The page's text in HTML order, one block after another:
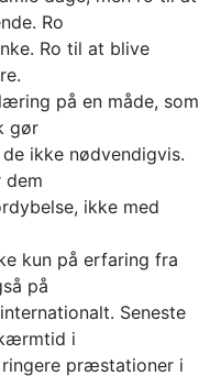
Ro
Ro til at blive
på en måde, som
gør
ikke nødvendigvis.
dem
ikke med
kun på erfaring fra
på
Seneste
i
præstationer i